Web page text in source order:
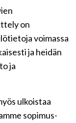
on
voimassa
ja heidän
ja
ulkoistaa
sopimus-